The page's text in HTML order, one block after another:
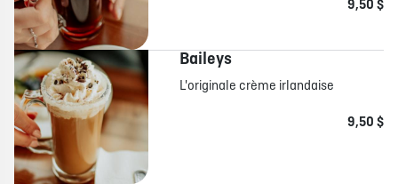
9,50 $
Baileys
L'originale crème irlandaise
9,50 $